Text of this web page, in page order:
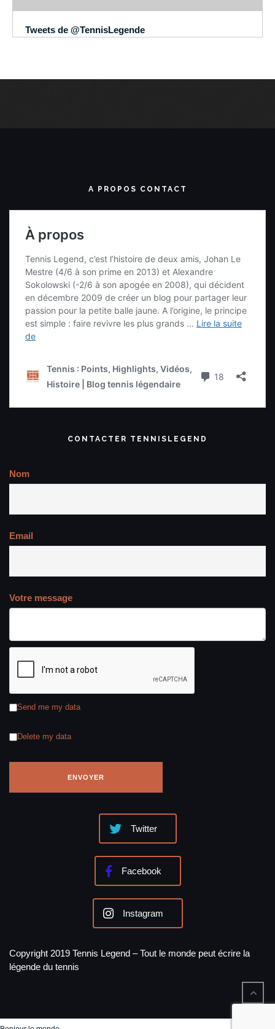
Tweets de @TennisLegende
A PROPOS CONTACT
CONTACTER TENNISLEGEND
Nom
Email
Votre message
Send me my data
Delete my data
Twitter
Facebook
Instagram
Copyright 2019 Tennis Legend – Tout le monde peut écrire la
légende du tennis